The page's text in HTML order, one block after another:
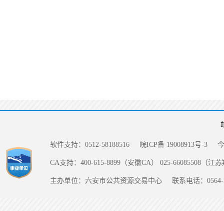
软件支持：0512-58188516 皖ICP备 19008913号-3
CA支持：400-615-8899（安徽CA） 025-66085508（江
主办单位：六安市公共资源交易中心 联系电话：0564-